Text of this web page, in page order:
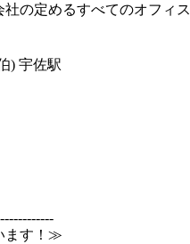
の定めるすべてのオフィス
) 宇佐駅
ます！≫